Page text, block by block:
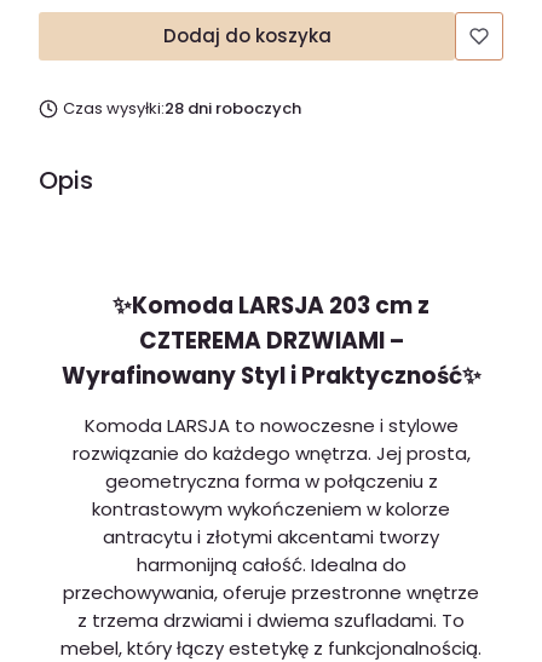
Dodaj do koszyka
Czas wysyłki:28 dni roboczych
Opis
✨Komoda LARSJA 203 cm z
CZTEREMA DRZWIAMI –
Wyrafinowany Styl i Praktyczność✨
Komoda LARSJA to nowoczesne i stylowe
rozwiązanie do każdego wnętrza. Jej prosta,
geometryczna forma w połączeniu z
kontrastowym wykończeniem w kolorze
antracytu i złotymi akcentami tworzy
harmonijną całość. Idealna do
przechowywania, oferuje przestronne wnętrze
z trzema drzwiami i dwiema szufladami. To
mebel, który łączy estetykę z funkcjonalnością.